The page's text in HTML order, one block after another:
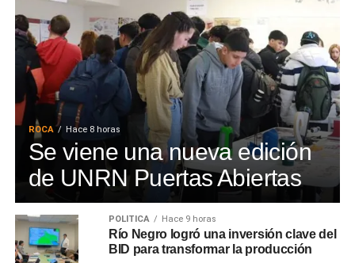
ROCA Hace 8 horas
Se viene una nueva edición
de UNRN Puertas Abiertas
POLÍTICA Hace 9 horas
Río Negro logró una inversión clave del
BID para transformar la producción